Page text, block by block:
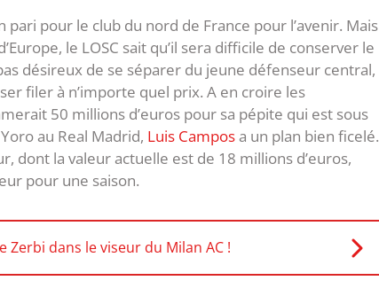
pari pour le club du nord de France pour l’avenir. Mais
le LOSC sait qu’il sera difficile de conserver le
désireux de se séparer du jeune défenseur central,
filer à n’importe quel prix. A en croire les
50 millions d’euros pour sa pépite qui est sous
au Real Madrid, Luis Camposa un plan bien ficelé.
dont la valeur actuelle est de 18 millions d’euros,
pour une saison.
Zerbi dans le viseur du Milan AC !